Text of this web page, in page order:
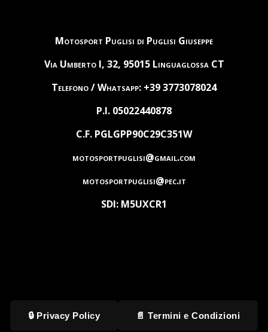
Motosport Puglisi di Puglisi Giuseppe
Via Umberto I, 32, 95015 Linguaglossa CT
Telefono / Whatsapp: +39 3773078024
P.I. 05022440878
C.F. PGLGPP90C29C351W
motosportpuglisi@gmail.com
motosportpuglisi@pec.it
SDI: M5UXCR1
🔒 Privacy Policy 📄 Termini e Condizioni